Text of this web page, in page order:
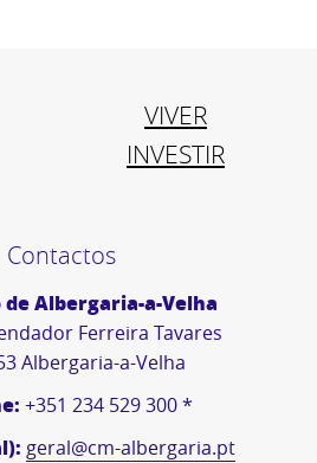
VIVER
INVESTIR
Contactos
Albergaria-a-Velha
Ferreira Tavares
Albergaria-a-Velha
+351 234 529 300 *
geral@cm-albergaria.pt